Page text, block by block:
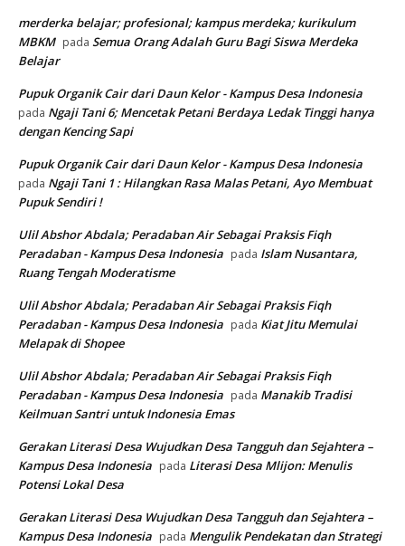
merderka belajar; profesional; kampus merdeka; kurikulum
MBKM pada Semua Orang Adalah Guru Bagi Siswa Merdeka
Belajar
Pupuk Organik Cair dari Daun Kelor - Kampus Desa Indonesia
pada Ngaji Tani 6; Mencetak Petani Berdaya Ledak Tinggi hanya
dengan Kencing Sapi
Pupuk Organik Cair dari Daun Kelor - Kampus Desa Indonesia
pada Ngaji Tani 1 : Hilangkan Rasa Malas Petani, Ayo Membuat
Pupuk Sendiri !
Ulil Abshor Abdala; Peradaban Air Sebagai Praksis Fiqh
Peradaban - Kampus Desa Indonesia pada Islam Nusantara,
Ruang Tengah Moderatisme
Ulil Abshor Abdala; Peradaban Air Sebagai Praksis Fiqh
Peradaban - Kampus Desa Indonesia pada Kiat Jitu Memulai
Melapak di Shopee
Ulil Abshor Abdala; Peradaban Air Sebagai Praksis Fiqh
Peradaban - Kampus Desa Indonesia pada Manakib Tradisi
Keilmuan Santri untuk Indonesia Emas
Gerakan Literasi Desa Wujudkan Desa Tangguh dan Sejahtera –
Kampus Desa Indonesia pada Literasi Desa Mlijon: Menulis
Potensi Lokal Desa
Gerakan Literasi Desa Wujudkan Desa Tangguh dan Sejahtera –
Kampus Desa Indonesia pada Mengulik Pendekatan dan Strategi